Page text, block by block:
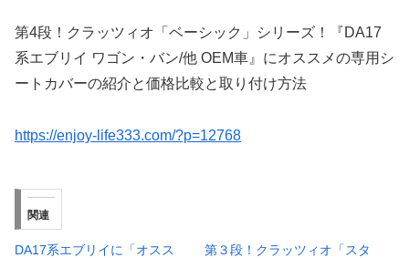
第4段！クラッツィオ「ベーシック」シリーズ！『DA17
系エブリイ ワゴン・バン/他 OEM車』にオススメの専用シ
ートカバーの紹介と価格比較と取り付け方法
https://enjoy-life333.com/?p=12768
関連
DA17系エブリイに「オスス
第３段！クラッツィオ「スタ